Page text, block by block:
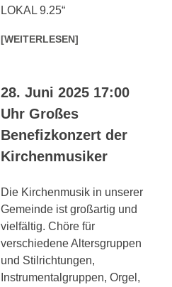
LOKAL 9.25“
[WEITERLESEN]
28. Juni 2025 17:00
Uhr Großes
Benefizkonzert der
Kirchenmusiker
Die Kirchenmusik in unserer
Gemeinde ist großartig und
vielfältig. Chöre für
verschiedene Altersgruppen
und Stilrichtungen,
Instrumentalgruppen, Orgel,